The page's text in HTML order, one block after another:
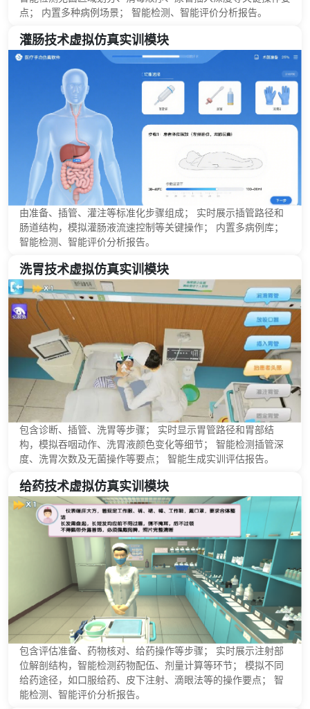
点； 内置多种病例场景； 智能检测、智能评价分析报告。
灌肠技术虚拟仿真实训模块
由准备、插管、灌注等标准化步骤组成； 实时展示插管路径和
肠道结构，模拟灌肠液流速控制等关键操作； 内置多病例库；
智能检测、智能评价分析报告。
洗胃技术虚拟仿真实训模块
包含诊断、插管、洗胃等步骤； 实时显示胃管路径和胃部结
构，模拟吞咽动作、洗胃液颜色变化等细节； 智能检测插管深
度、洗胃次数及无菌操作等要点； 智能生成实训评估报告。
给药技术虚拟仿真实训模块
包含评估准备、药物核对、给药操作等步骤； 实时展示注射部
位解剖结构，智能检测药物配伍、剂量计算等环节； 模拟不同
给药途径，如口服给药、皮下注射、滴眼法等的操作要点； 智
能检测、智能评价分析报告。